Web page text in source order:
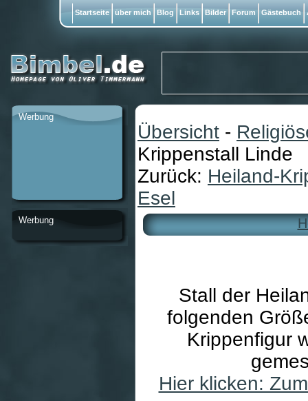
Übersicht -
Krippenstall Linde
Zurück: Heiland-
Esel
Stall der
folgenden
Krippenfigur
Hier klicken:
Werbung
Werbung
Startseite über mich Blog Links Bilder Forum Gästebuch